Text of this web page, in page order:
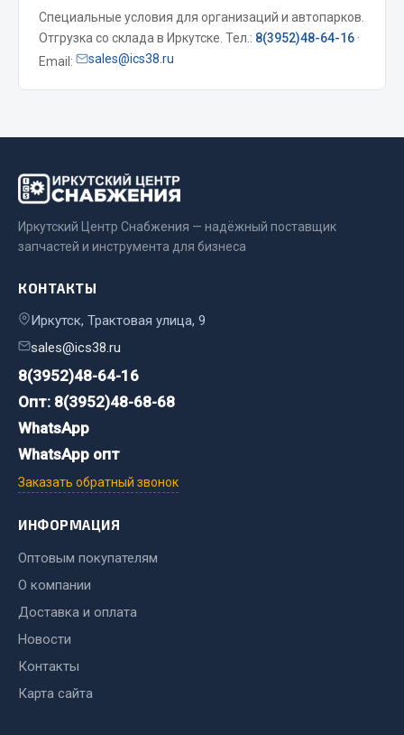
Система питания
Система выпуска газа
Система охлаждения
Весь раздел
Запчасти ЯМЗ
Двигатель
Система охлаждения
Коробка передач
Рулевое управление
Тормозная система
Запчасти HOWO
Тормозная система
Система выпуска газа
Специальные условия для организаций и автопарков.
Отгрузка со склада в Иркутске. Тел.: 8(3952)48-64-16 ·
Email:
sales@ics38.ru
Иркутский Центр Снабжения — надёжный поставщик
запчастей и инструмента для бизнеса
КОНТАКТЫ
Иркутск, Трактовая улица, 9
sales@ics38.ru
8(3952)48-64-16
Опт: 8(3952)48-68-68
WhatsApp
WhatsApp опт
Заказать обратный звонок
ИНФОРМАЦИЯ
Оптовым покупателям
О компании
Доставка и оплата
Новости
Контакты
Карта сайта